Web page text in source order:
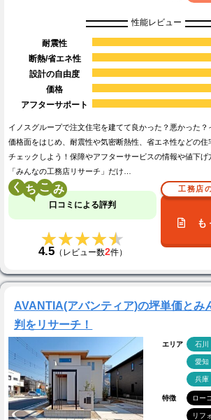
性能レビュー
耐震性
断熱/省エネ性
設計の自由度
価格
アフターサポート
イノスグループで注文住宅を建てて良かった？悪かった
価格面をはじめ、耐震性や気密断熱性、省エネ性などの
チェックしよう！保障やアフターサービスの情報や値下
「みんなの工務店リサーチ」だけ…
く こ
口コミによる評判
★★★★★
★★★★★
4.5（レビュー数2件）
工務店
も
AVANTIA(アバンティア)の坪単価とみ
判をリサーチ！
エリア 石川
愛知
兵庫
特徴 ロー
リフ